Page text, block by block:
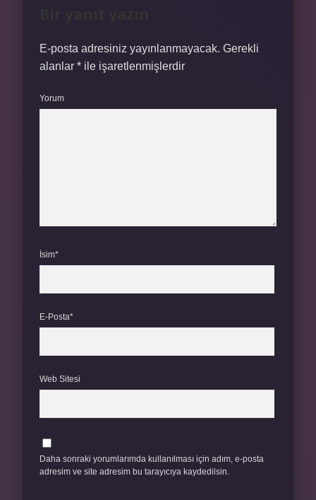
E-posta adresiniz yayınlanmayacak. Gerekli
alanlar * ile işaretlenmişlerdir
Yorum
İsim*
E-Posta*
Web Sitesi
Daha sonraki yorumlarımda kullanılması için adım, e-posta
adresim ve site adresim bu tarayıcıya kaydedilsin.